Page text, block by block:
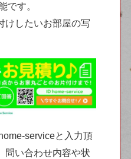
です。
けしたいお部屋の写
serviceと入力頂
問い合わせ内容や状